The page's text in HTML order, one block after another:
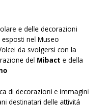
e delle decorazioni
nel Museo
da svolgersi con la
del Mibact e della
di decorazioni e immagini
destinatari delle attivitá